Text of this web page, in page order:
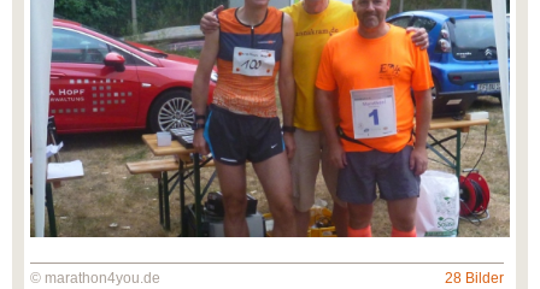
© marathon4you.de 28 Bilder